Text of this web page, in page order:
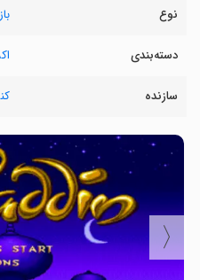
نوع
دسته‌بندی
سازنده
〈